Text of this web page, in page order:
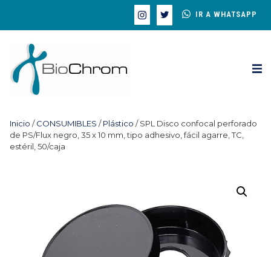
IR A WHATSAPP
Inicio /CONSUMIBLES /Plástico / SPL Disco confocal perforado
de PS/Flux negro, 35 x 10 mm, tipo adhesivo, fácil agarre, TC,
estéril, 50/caja